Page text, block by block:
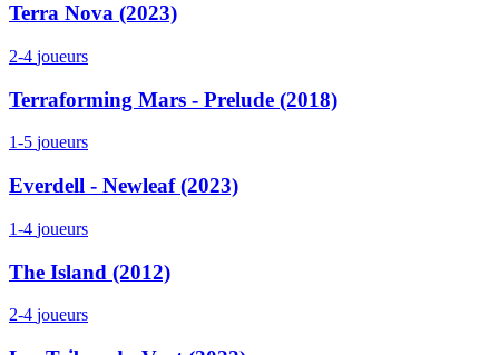
Terra Nova (2023)
2-4 joueurs
Terraforming Mars - Prelude (2018)
1-5 joueurs
Everdell - Newleaf (2023)
1-4 joueurs
The Island (2012)
2-4 joueurs